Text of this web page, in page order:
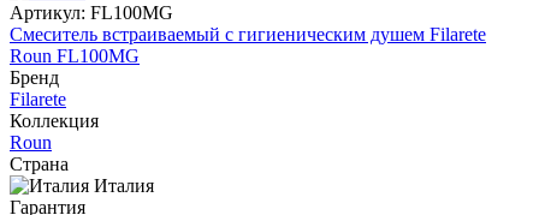
Артикул: FL100MG
Смеситель встраиваемый с гигиеническим душем Filarete
Roun FL100MG
Бренд
Filarete
Коллекция
Roun
Страна
Италия
Гарантия